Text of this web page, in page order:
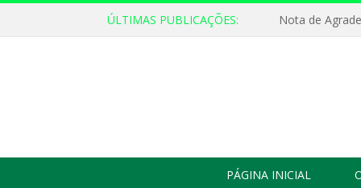
ÚLTIMAS PUBLICAÇÕES: Nota de
PÁGINA INICIAL